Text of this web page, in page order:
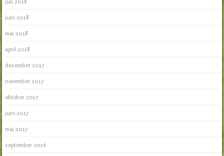
juni 2018
mai 2018
april 2018
desember 2017
november 2017
oktober 2017
juni 2017
mai 2017
september 2016